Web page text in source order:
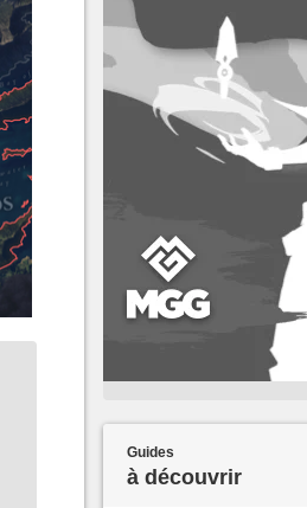
Guides
à découvrir